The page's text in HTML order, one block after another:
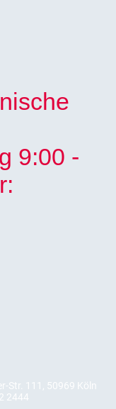
9:00 -
Str. 111, 50969 Köln
2444